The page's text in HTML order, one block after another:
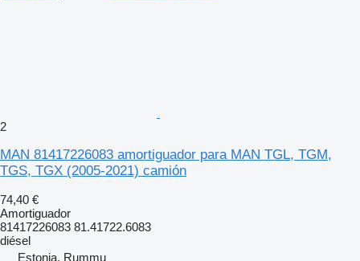
2
MAN 81417226083 amortiguador para MAN TGL, TGM,
TGS, TGX (2005-2021) camión
74,40 €
Amortiguador
81417226083 81.41722.6083
diésel
Estonia, Rummu